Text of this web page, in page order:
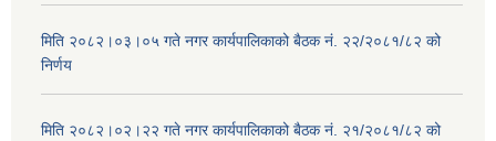
मिति २०८२।०३।०५ गते नगर कार्यपालिकाको बैठक नं. २२/२०८१/८२ को
निर्णय
मिति २०८२।०२।२२ गते नगर कार्यपालिकाको बैठक नं. २१/२०८१/८२ को